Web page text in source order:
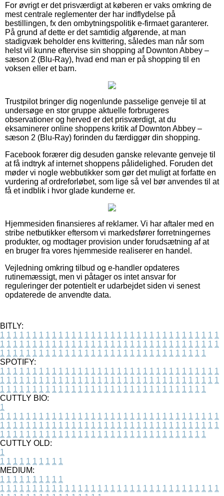
For øvrigt er det prisværdigt at køberen er vaks omkring de
mest centrale reglementer der har indflydelse på
bestillingen, fx den ombytningspolitik e-firmaet garanterer.
På grund af dette er det samtidig afgørende, at man
stadigvæk beholder ens kvittering, således man når som
helst vil kunne eftervise sin shopping af Downton Abbey –
sæson 2 (Blu-Ray), hvad end man er på shopping til en
voksen eller et barn.
Trustpilot bringer dig nogenlunde passelige genveje til at
undersøge en stor gruppe aktuelle forbrugeres
observationer og herved er det prisværdigt, at du
eksaminerer online shoppens kritik af Downton Abbey –
sæson 2 (Blu-Ray) forinden du færdiggør din shopping.
Facebook forærer dig desuden ganske relevante genveje til
at få indtryk af internet shoppens pålidelighed. Foruden det
møder vi nogle webbutikker som gør det muligt at forfatte en
vurdering af ordreforløbet, som lige så vel bør anvendes til at
få et indblik i hvor glade kunderne er.
Hjemmesiden finansieres af reklamer. Vi har aftaler med en
stribe netbutikker eftersom vi markedsfører forretningernes
produkter, og modtager provision under forudsætning af at
en bruger fra vores hjemmeside realiserer en handel.
Vejledning omkring tilbud og e-handler opdateres
rutinemæssigt, men vi påtager os intet ansvar for
reguleringer der potentielt er udarbejdet siden vi senest
opdaterede de anvendte data.
BITLY:
1 1 1 1 1 1 1 1 1 1 1 1 1 1 1 1 1 1 1 1 1 1 1 1 1 1 1 1 1 1 1 1 1 1
1 1 1 1 1 1 1 1 1 1 1 1 1 1 1 1 1 1 1 1 1 1 1 1 1 1 1 1 1 1 1 1 1 1
1 1 1 1 1 1 1 1 1 1 1 1 1 1 1 1 1 1 1 1 1 1 1 1 1 1 1 1 1 1 1 1
SPOTIFY:
1 1 1 1 1 1 1 1 1 1 1 1 1 1 1 1 1 1 1 1 1 1 1 1 1 1 1 1 1 1 1 1 1 1
1 1 1 1 1 1 1 1 1 1 1 1 1 1 1 1 1 1 1 1 1 1 1 1 1 1 1 1 1 1 1 1 1 1
1 1 1 1 1 1 1 1 1 1 1 1 1 1 1 1 1 1 1 1 1 1 1 1 1 1 1 1 1 1 1 1
CUTTLY BIO:
1
1 1 1 1 1 1 1 1 1 1 1 1 1 1 1 1 1 1 1 1 1 1 1 1 1 1 1 1 1 1 1 1 1 1
1 1 1 1 1 1 1 1 1 1 1 1 1 1 1 1 1 1 1 1 1 1 1 1 1 1 1 1 1 1 1 1 1 1
1 1 1 1 1 1 1 1 1 1 1 1 1 1 1 1 1 1 1 1 1 1 1 1 1 1 1 1 1 1 1 1
CUTTLY OLD:
1
1 1 1 1 1 1 1 1 1 1
MEDIUM:
1 1 1 1 1 1 1 1 1 1
1 1 1 1 1 1 1 1 1 1 1 1 1 1 1 1 1 1 1 1 1 1 1 1 1 1 1 1 1 1 1 1 1 1